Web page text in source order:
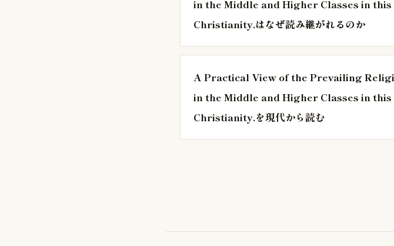
in the Middle and Higher Classes in
Christianity.はなぜ読み継がれるのか
A Practical View of the Prevailing
in the Middle and Higher Classes in
Christianity.を現代から読む